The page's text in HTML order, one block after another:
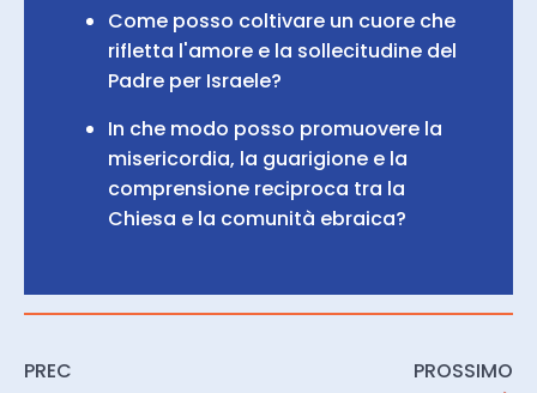
Come posso coltivare un cuore che
rifletta l'amore e la sollecitudine del
Padre per Israele?
In che modo posso promuovere la
misericordia, la guarigione e la
comprensione reciproca tra la
Chiesa e la comunità ebraica?
PREC PROSSIMO